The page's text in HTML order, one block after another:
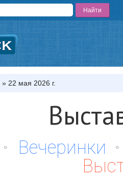
» 22 мая 2026 г.
Вечеринки